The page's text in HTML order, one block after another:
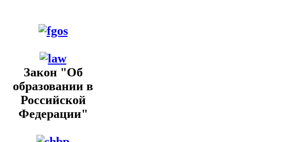
Закон "Об
образовании в
Российской
Федерации"